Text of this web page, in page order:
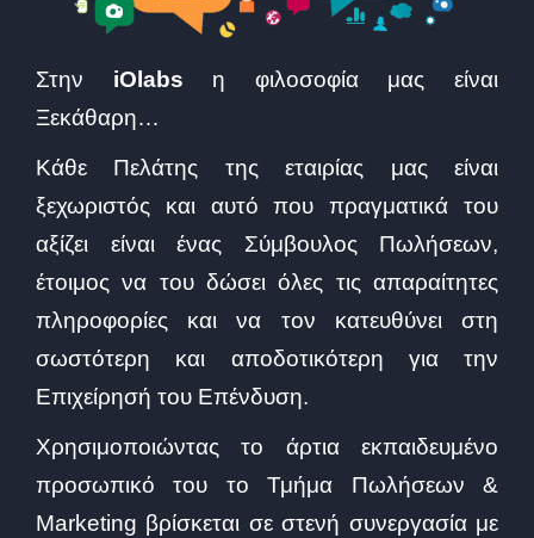
Στην iOlabs η φιλοσοφία μας είναι
Ξεκάθαρη…
Κάθε Πελάτης της εταιρίας μας είναι
ξεχωριστός και αυτό που πραγματικά του
αξίζει είναι ένας Σύμβουλος Πωλήσεων,
έτοιμος να του δώσει όλες τις απαραίτητες
πληροφορίες και να τον κατευθύνει στη
σωστότερη και αποδοτικότερη για την
Επιχείρησή του Επένδυση.
Χρησιμοποιώντας το άρτια εκπαιδευμένο
προσωπικό του το Τμήμα Πωλήσεων &
Marketing βρίσκεται σε στενή συνεργασία με